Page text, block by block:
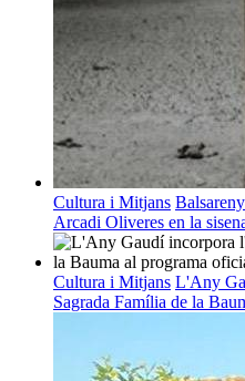
Cultura i Mitjans
Arcadi Oliveres en la
Cultura i Mitjans L'Any
Sagrada Família de la